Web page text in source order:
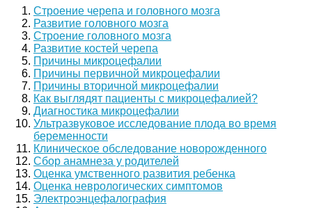
Строение черепа и головного мозга
Развитие головного мозга
Строение головного мозга
Развитие костей черепа
Причины микроцефалии
Причины первичной микроцефалии
Причины вторичной микроцефалии
Как выглядят пациенты с микроцефалией?
Диагностика микроцефалии
Ультразвуковое исследование плода во время
беременности
Клиническое обследование новорожденного
Сбор анамнеза у родителей
Оценка умственного развития ребенка
Оценка неврологических симптомов
Электроэнцефалография